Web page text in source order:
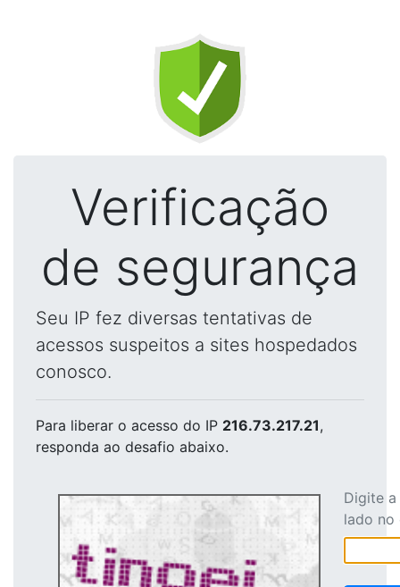
Verificação
de segurança
Seu IP fez diversas tentativas de
acessos suspeitos a sites hospedados
conosco.
Para liberar o acesso do IP 216.73.217.21,
responda ao desafio abaixo.
Digite
lado no